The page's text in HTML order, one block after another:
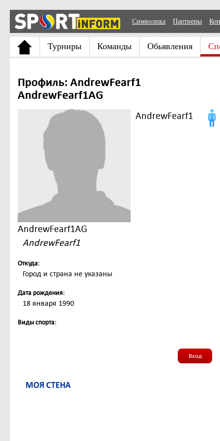
Символика Партнеры
Турниры Команды Обьявления
Профиль: AndrewFearf1
AndrewFearf1AG
AndrewFearf1
AndrewFearf1AG
AndrewFearf1
Откуда:
Город и страна не указаны
Дата рождения:
18 января 1990
Виды спорта:
Вход
МОЯ СТЕНА